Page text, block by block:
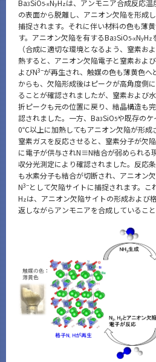
Ba3SiO5-xNyHzは、アンモニア合成反応温
の表面から脱離し、アニオン欠陥を形成
捕捉されます。それに伴い材料の色も薄
す。アニオン欠陥を有するBa3SiO5-xNyHz
（合成に適切な環境となるよう、窒素お
熱すると、アニオン欠陥電子と窒素およ
よびN3−が再生され、触媒の色も薄黄色へ
からも、欠陥形成後はピークが高角度側
ることが確認されましたが、窒素および
折ピークも元の位置に戻り、結晶構造も
認されました。一方、Ba3SiO5や既存の
0℃以上に加熱してもアニオン欠陥が形成
窒素ガスを反応させると、窒素分子が欠
に電子が供与されN≡N結合が弱められる
収分光測定により確認されました。反応
も水素分子も結合が切断され、アニオン
N3−として欠陥サイトに捕捉されます。こ
Hzは、アニオン欠陥サイトの形成および
返しながらアンモニアを合成しているこ